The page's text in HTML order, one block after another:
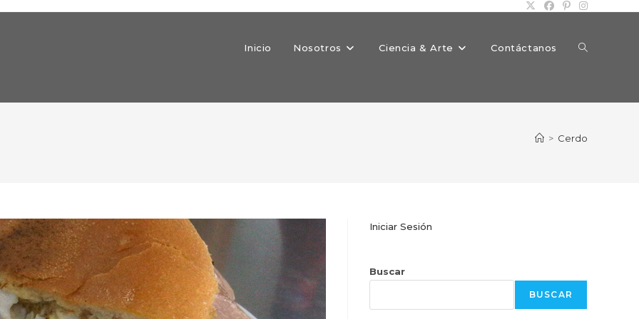
Inicio Nosotros Ciencia & Arte Contáctanos Alternar
> Cerdo
Iniciar Sesión
Buscar
BUSCAR